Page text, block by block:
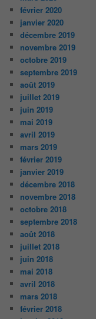
février 2020
janvier 2020
décembre 2019
novembre 2019
octobre 2019
septembre 2019
août 2019
juillet 2019
juin 2019
mai 2019
avril 2019
mars 2019
février 2019
janvier 2019
décembre 2018
novembre 2018
octobre 2018
septembre 2018
août 2018
juillet 2018
juin 2018
mai 2018
avril 2018
mars 2018
février 2018